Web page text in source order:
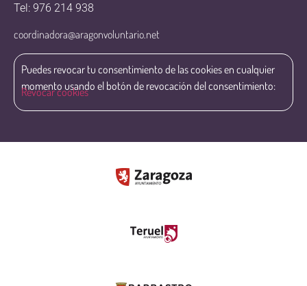
Tel: 976 214 938
coordinadora@aragonvoluntario.net
Puedes revocar tu consentimiento de las cookies en cualquier
momento usando el botón de revocación del consentimiento:
Revocar cookies